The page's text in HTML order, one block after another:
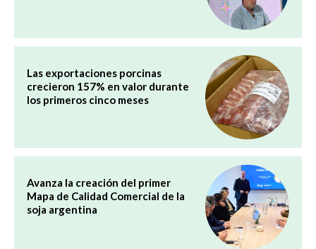
Las exportaciones porcinas
crecieron 157% en valor durante
los primeros cinco meses
Avanza la creación del primer
Mapa de Calidad Comercial de la
soja argentina